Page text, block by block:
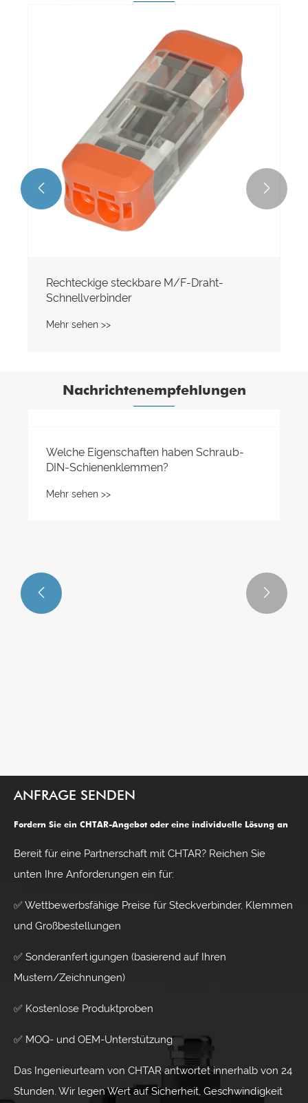
Rechteckige steckbare M/F-Draht-
Schnellverbinder
Mehr sehen >>
 
Nachrichtenempfehlungen
 
ANFRAGE SENDEN
Fordern Sie ein CHTAR-Angebot oder eine individuelle Lösung an
Bereit für eine Partnerschaft mit CHTAR? Reichen Sie
unten Ihre Anforderungen ein für:
✅ Wettbewerbsfähige Preise für Steckverbinder, Klemmen
und Großbestellungen
✅ Sonderanfertigungen (basierend auf Ihren
Mustern/Zeichnungen)
✅ Kostenlose Produktproben
✅ MOQ- und OEM-Unterstützung
Das Ingenieurteam von CHTAR antwortet innerhalb von 24
Stunden. Wir legen Wert auf Sicherheit, Geschwindigkeit